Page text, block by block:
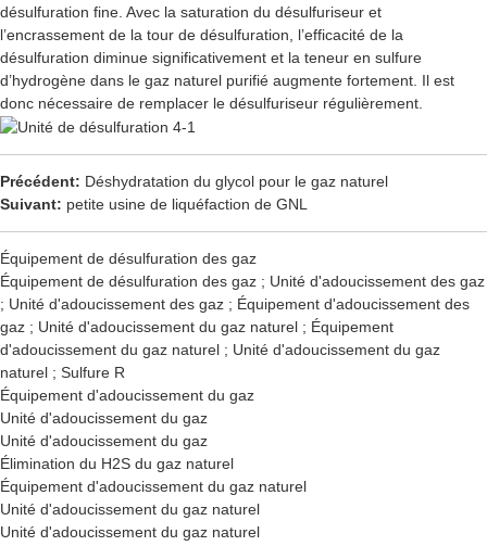
désulfuration fine. Avec la saturation du désulfuriseur et
l’encrassement de la tour de désulfuration, l’efficacité de la
désulfuration diminue significativement et la teneur en sulfure
d’hydrogène dans le gaz naturel purifié augmente fortement. Il est
donc nécessaire de remplacer le désulfuriseur régulièrement.
Précédent: Déshydratation du glycol pour le gaz naturel
Suivant: petite usine de liquéfaction de GNL
Équipement de désulfuration des gaz
Équipement de désulfuration des gaz ; Unité d'adoucissement des gaz
; Unité d'adoucissement des gaz ; Équipement d'adoucissement des
gaz ; Unité d'adoucissement du gaz naturel ; Équipement
d'adoucissement du gaz naturel ; Unité d'adoucissement du gaz
naturel ; Sulfure R
Équipement d'adoucissement du gaz
Unité d'adoucissement du gaz
Unité d'adoucissement du gaz
Élimination du H2S du gaz naturel
Équipement d'adoucissement du gaz naturel
Unité d'adoucissement du gaz naturel
Unité d'adoucissement du gaz naturel